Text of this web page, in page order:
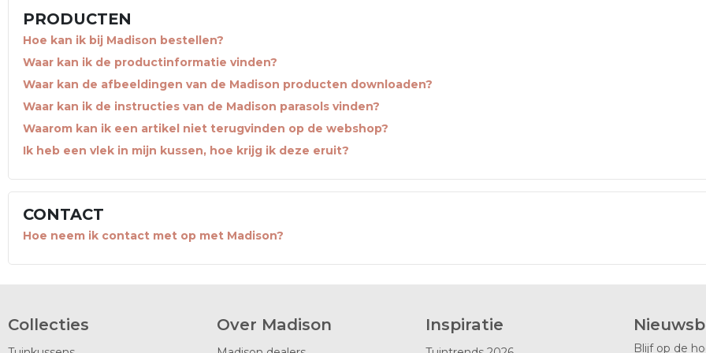
PRODUCTEN
Hoe kan ik bij Madison bestellen?
Waar kan ik de productinformatie vinden?
Waar kan de afbeeldingen van de Madison producten downloaden?
Waar kan ik de instructies van de Madison parasols vinden?
Waarom kan ik een artikel niet terugvinden op de webshop?
Ik heb een vlek in mijn kussen, hoe krijg ik deze eruit?
CONTACT
Hoe neem ik contact met op met Madison?
Collecties Over Madison Inspiratie
Blijf op de